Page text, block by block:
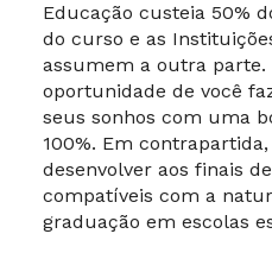
Educação custeia 50%
do curso e as
assumem a outra parte.
oportunidade de você
seus sonhos com uma
100%. Em
desenvolver aos finais
compatíveis com a
graduação em escolas